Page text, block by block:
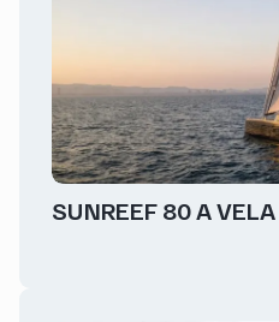
SUNREEF 80 A VELA